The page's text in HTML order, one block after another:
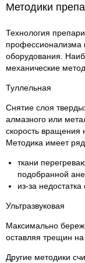
Методики
Технология
профессионализма
оборудования.
механические
Туллельная
Снятие слоя
алмазного или
скорость вращения
Методика имеет ряд
ткани
подобранной
из-за
Ультразвуковая
Максимально
оставляя трещин
Другие методики